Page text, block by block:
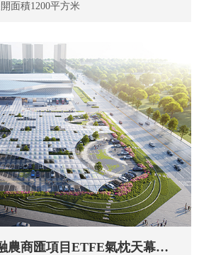
面積1200平方米
綠色心海·智慧產融農商匯項目ETFE氣枕天幕工程